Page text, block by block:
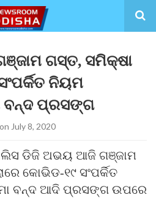
ଗସ୍ତ, ସମିକ୍ଷା
ନିୟମ
ବନ୍ଦ ପ୍ରସଙ୍ଗ
on July 8, 2020
ଡିଜି ଅଭୟ ଆଜି ଗଞ୍ଜାମ
କୋଭିଡ-୧୯ ସଂପର୍କିତ
ବନ୍ଦ ଆଦି ପ୍ରସଙ୍ଗ ଉପରେ